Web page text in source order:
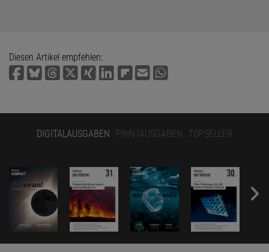
Diesen Artikel empfehlen:
DIGITALAUSGABEN PRINTAUSGABEN TOPSELLER